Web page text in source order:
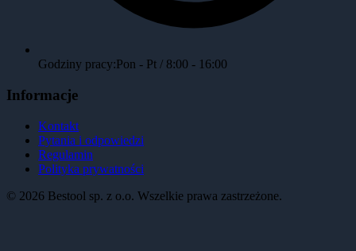
Godziny pracy:Pon - Pt / 8:00 - 16:00
Informacje
Kontakt
Pytania i odpowiedzi
Regulamin
Polityka prywatności
© 2026 Bestool sp. z o.o. Wszelkie prawa zastrzeżone.